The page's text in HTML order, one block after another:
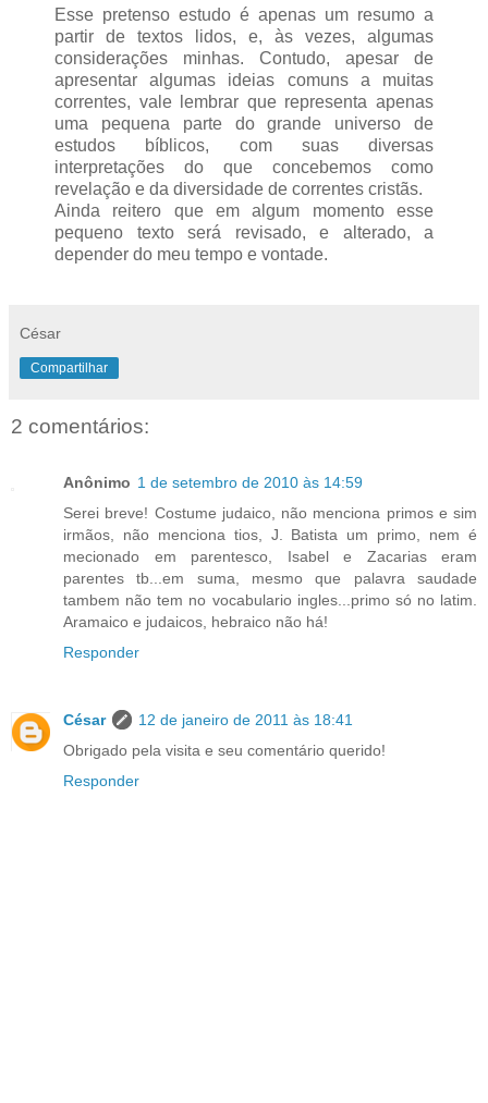
Esse pretenso estudo é apenas um resumo a
partir de textos lidos, e, às vezes, algumas
considerações minhas. Contudo, apesar de
apresentar algumas ideias comuns a muitas
correntes, vale lembrar que representa apenas
uma pequena parte do grande universo de
estudos bíblicos, com suas diversas
interpretações do que concebemos como
revelação e da diversidade de correntes cristãs.
Ainda reitero que em algum momento esse
pequeno texto será revisado, e alterado, a
depender do meu tempo e vontade.
César
Compartilhar
2 comentários:
Anônimo 1 de setembro de 2010 às 14:59
Serei breve! Costume judaico, não menciona primos e sim
irmãos, não menciona tios, J. Batista um primo, nem é
mecionado em parentesco, Isabel e Zacarias eram
parentes tb...em suma, mesmo que palavra saudade
tambem não tem no vocabulario ingles...primo só no latim.
Aramaico e judaicos, hebraico não há!
Responder
César
12 de janeiro de 2011 às 18:41
Obrigado pela visita e seu comentário querido!
Responder